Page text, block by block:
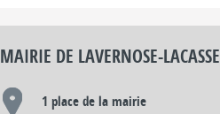
MAIRIE DE LAVERNOSE-LACASSE
1 place de la mairie